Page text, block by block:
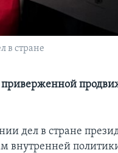
в стране
приверженной
дел в стране
внутренней